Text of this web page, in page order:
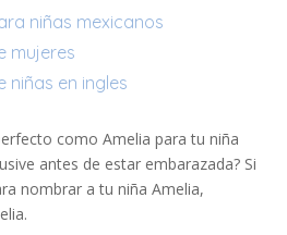
niñas mexicanos
mujeres
niñas en ingles
como Amelia para tu niña
antes de estar embarazada? Si
nombrar a tu niña Amelia,